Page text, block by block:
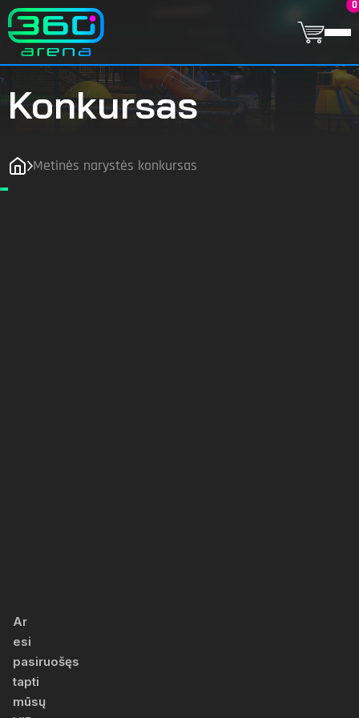
0
Konkursas
Metinės narystės konkursas
Ar
esi
pasiruošęs
tapti
mūsų